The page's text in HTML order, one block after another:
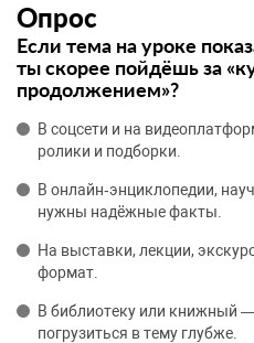
Опрос
Если тема на уроке
ты скорее пойдёшь за
продолжением»?
В соцсети и на
ролики и подборки.
В онлайн‑энциклопедии,
нужны надёжные факты.
На выставки, лекции,
формат.
В библиотеку или книжный
погрузиться в тему глубже.